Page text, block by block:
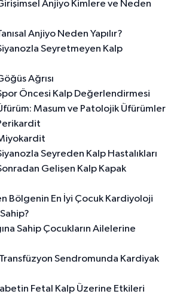
Anjiyo Kimlere ve Neden
Anjiyo Neden Yapılır?
Seyretmeyen Kalp
Ağrısı
Öncesi Kalp Değerlendirmesi
Masum ve Patolojik Üfürümler
Seyreden Kalp Hastalıkları
Gelişen Kalp Kapak
Bölgenin En İyi Çocuk Kardiyoloji
Sahip Çocukların Ailelerine
Sendromunda Kardiyak
Fetal Kalp Üzerine Etkileri